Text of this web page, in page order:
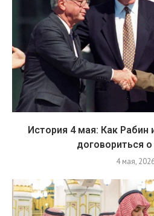
История 4 мая: Как Рабин
договориться
4 мая,